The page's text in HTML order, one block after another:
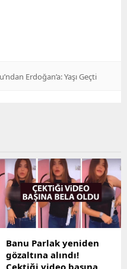
Erdoğan’a: Yaşı Geçti
Banu Parlak yeniden
gözaltına alındı!